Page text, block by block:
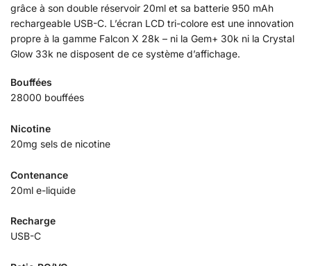
grâce à son double réservoir 20ml et sa batterie 950 mAh
rechargeable USB-C. L’écran LCD tri-colore est une innovation
propre à la gamme Falcon X 28k – ni la Gem+ 30k ni la Crystal
Glow 33k ne disposent de ce système d’affichage.
Bouffées
28000 bouffées
Nicotine
20mg sels de nicotine
Contenance
20ml e-liquide
Recharge
USB-C